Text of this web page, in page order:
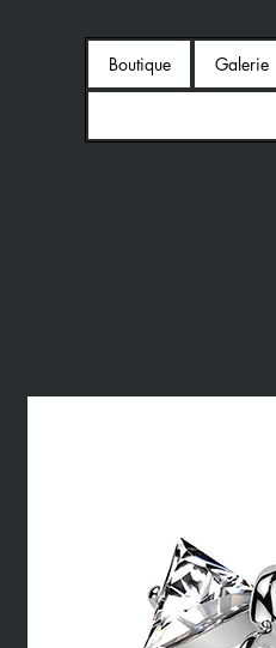
Boutique Galerie